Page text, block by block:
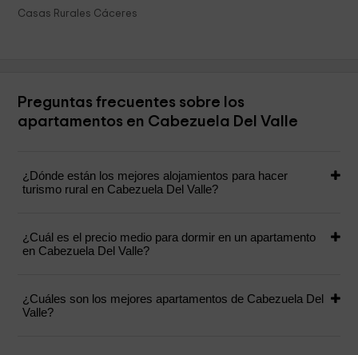
Casas Rurales Cáceres
Preguntas frecuentes sobre los
apartamentos en Cabezuela Del Valle
¿Dónde están los mejores alojamientos para hacer
turismo rural en Cabezuela Del Valle?
¿Cuál es el precio medio para dormir en un apartamento
en Cabezuela Del Valle?
¿Cuáles son los mejores apartamentos de Cabezuela Del
Valle?